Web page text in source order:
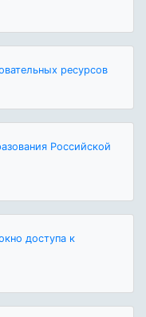
ресурсов
Российской
доступа к